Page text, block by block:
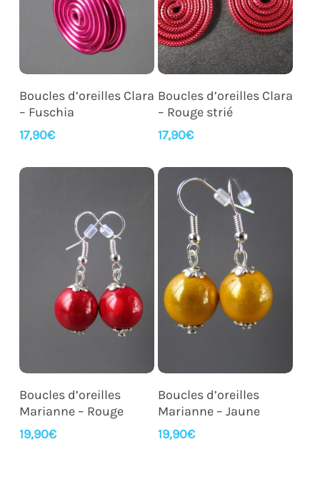
Ajouter Au Panier
Boucles d’oreilles Clara
– Fuschia
17,90€
Ajouter Au Panier
Boucles d’oreilles Clara
– Rouge strié
17,90€
Ajouter Au Panier
Boucles d’oreilles
Marianne – Rouge
19,90€
Ajouter Au Panier
Boucles d’oreilles
Marianne – Jaune
19,90€